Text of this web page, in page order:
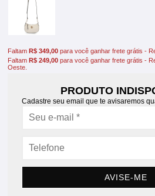
FaltamR$ 349,00 para você ganhar frete grátis -
FaltamR$ 249,00 para você ganhar frete grátis -
Oeste.
PRODUTO
Cadastre seu email que te avisaremos
AVISE-ME